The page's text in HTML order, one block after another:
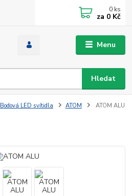
Menu
Hledat
0 ks
za 0 Kč
Bodová LED svítidla ATOM ATOM ALU